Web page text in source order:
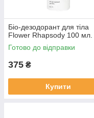
Біо-дезодорант для тіла
Flower Rhapsody 100 мл.
Готово до відправки
375 ₴
Купити